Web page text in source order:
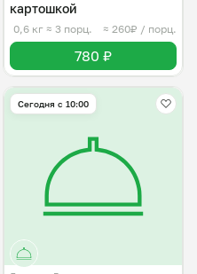
картошкой
0,6 кг ≈ 3 порц. ≈ 260₽ / порц.
780 ₽
Сегодня с 10:00